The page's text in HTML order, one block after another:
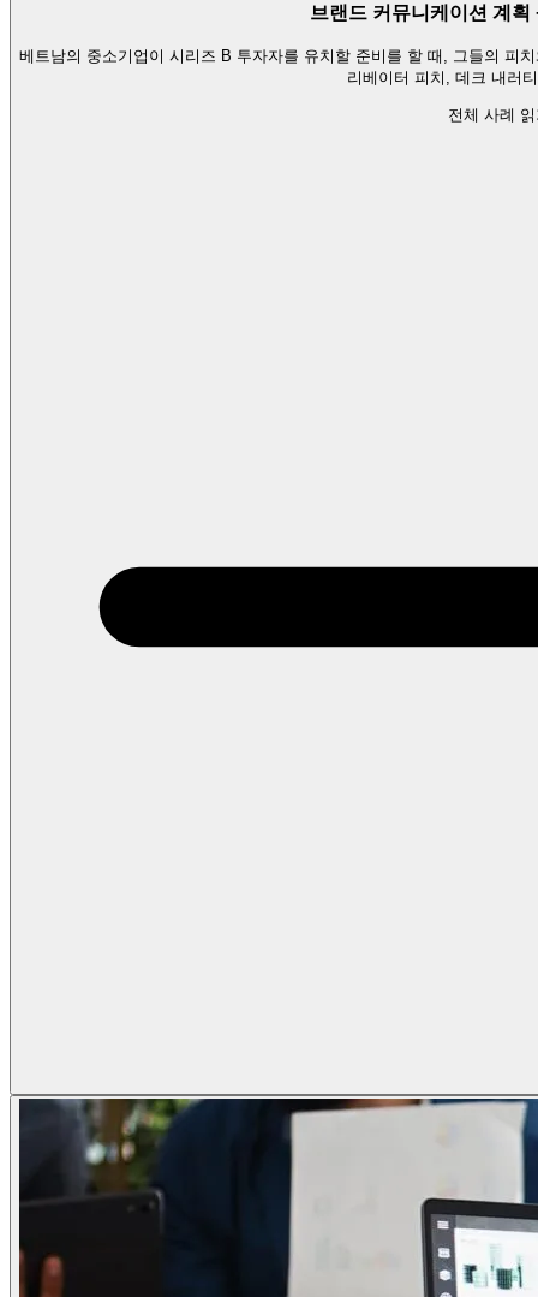
브랜드 커뮤니케이션 계획
베트남의 중소기업이 시리즈 B 투자자를 유치할 준비를 할 때, 그들의 피
리베이터 피치, 데크 내러
전체 사례